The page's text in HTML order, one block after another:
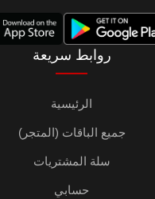
روابط سريعة
الرئيسية
جميع الباقات (المتجر)
سلة المشتريات
حسابي